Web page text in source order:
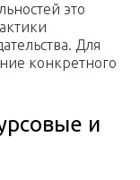
это
Для
конкретного
и